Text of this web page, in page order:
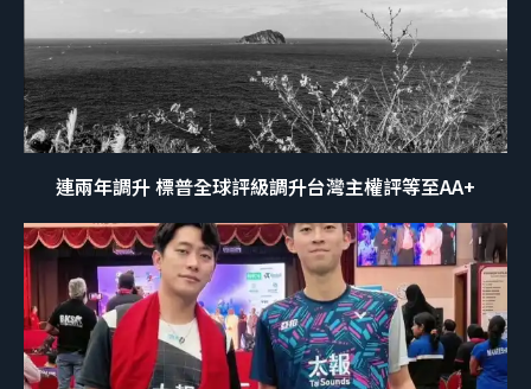
連兩年調升 標普全球評級調升台灣主權評等至AA+